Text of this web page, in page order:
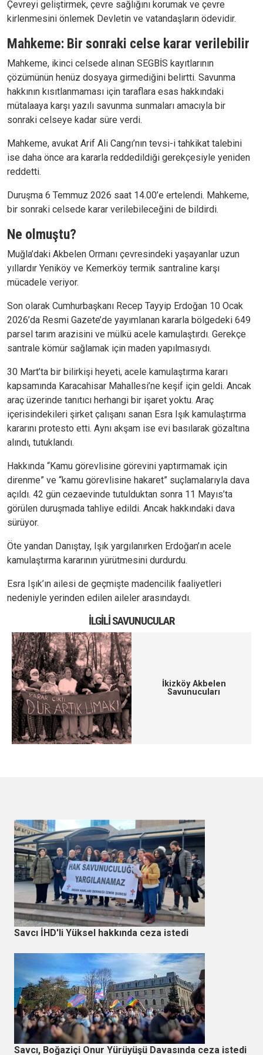
Çevreyi geliştirmek, çevre sağlığını korumak ve çevre
kirlenmesini önlemek Devletin ve vatandaşların ödevidir.
Mahkeme: Bir sonraki celse karar verilebilir
Mahkeme, ikinci celsede alınan SEGBİS kayıtlarının
çözümünün henüz dosyaya girmediğini belirtti. Savunma
hakkının kısıtlanmaması için taraflara esas hakkındaki
mütalaaya karşı yazılı savunma sunmaları amacıyla bir
sonraki celseye kadar süre verdi.
Mahkeme, avukat Arif Ali Cangı’nın tevsi-i tahkikat talebini
ise daha önce ara kararla reddedildiği gerekçesiyle yeniden
reddetti.
Duruşma 6 Temmuz 2026 saat 14.00’e ertelendi. Mahkeme,
bir sonraki celsede karar verilebileceğini de bildirdi.
Ne olmuştu?
Muğla’daki Akbelen Ormanı çevresindeki yaşayanlar uzun
yıllardır Yeniköy ve Kemerköy termik santraline karşı
mücadele veriyor.
Son olarak Cumhurbaşkanı Recep Tayyip Erdoğan 10 Ocak
2026’da Resmi Gazete’de yayımlanan kararla bölgedeki 649
parsel tarım arazisini ve mülkü acele kamulaştırdı. Gerekçe
santrale kömür sağlamak için maden yapılmasıydı.
30 Mart’ta bir bilirkişi heyeti, acele kamulaştırma kararı
kapsamında Karacahisar Mahallesi’ne keşif için geldi. Ancak
araç üzerinde tanıtıcı herhangi bir işaret yoktu. Araç
içerisindekileri şirket çalışanı sanan Esra Işık kamulaştırma
kararını protesto etti. Aynı akşam ise evi basılarak gözaltına
alındı, tutuklandı.
Hakkında “Kamu görevlisine görevini yaptırmamak için
direnme” ve “kamu görevlisine hakaret” suçlamalarıyla dava
açıldı. 42 gün cezaevinde tutulduktan sonra 11 Mayıs’ta
görülen duruşmada tahliye edildi. Ancak hakkındaki dava
sürüyor.
Öte yandan Danıştay, Işık yargılanırken Erdoğan’ın acele
kamulaştırma kararının yürütmesini durdurdu.
Esra Işık’ın ailesi de geçmişte madencilik faaliyetleri
nedeniyle yerinden edilen aileler arasındaydı.
İLGILI SAVUNUCULAR
İkizköy Akbelen
Savunucuları
Savcı İHD'li Yüksel hakkında ceza istedi
Savcı, Boğaziçi Onur Yürüyüşü Davasında ceza istedi